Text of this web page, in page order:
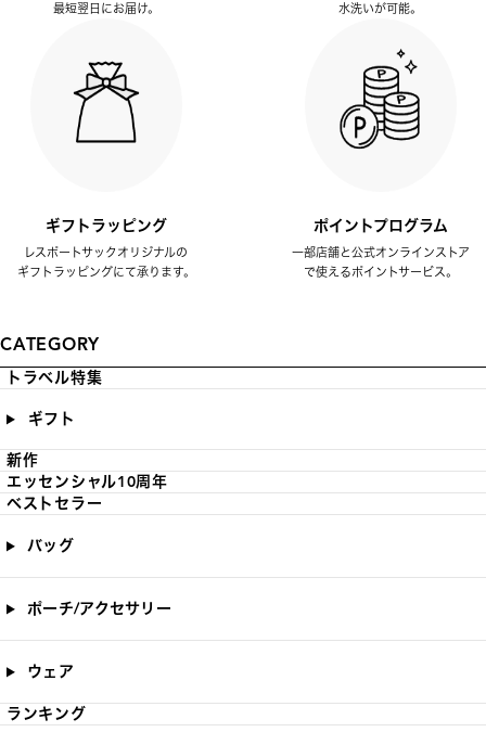
最短翌日にお届け。
水洗いが可能。
ギフトラッピング
レスポートサックオリジナルの
ギフトラッピングにて承ります。
ポイントプログラム
一部店舗と公式オンラインストア
で使えるポイントサービス。
CATEGORY
トラベル特集
ギフト
新作
エッセンシャル10周年
ベストセラー
バッグ
ポーチ/アクセサリー
ウェア
ランキング